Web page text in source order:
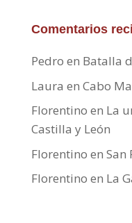
Comentarios
Pedro en Batalla
Laura en Cabo
Florentino en La
Castilla y León
Florentino en San
Florentino en La